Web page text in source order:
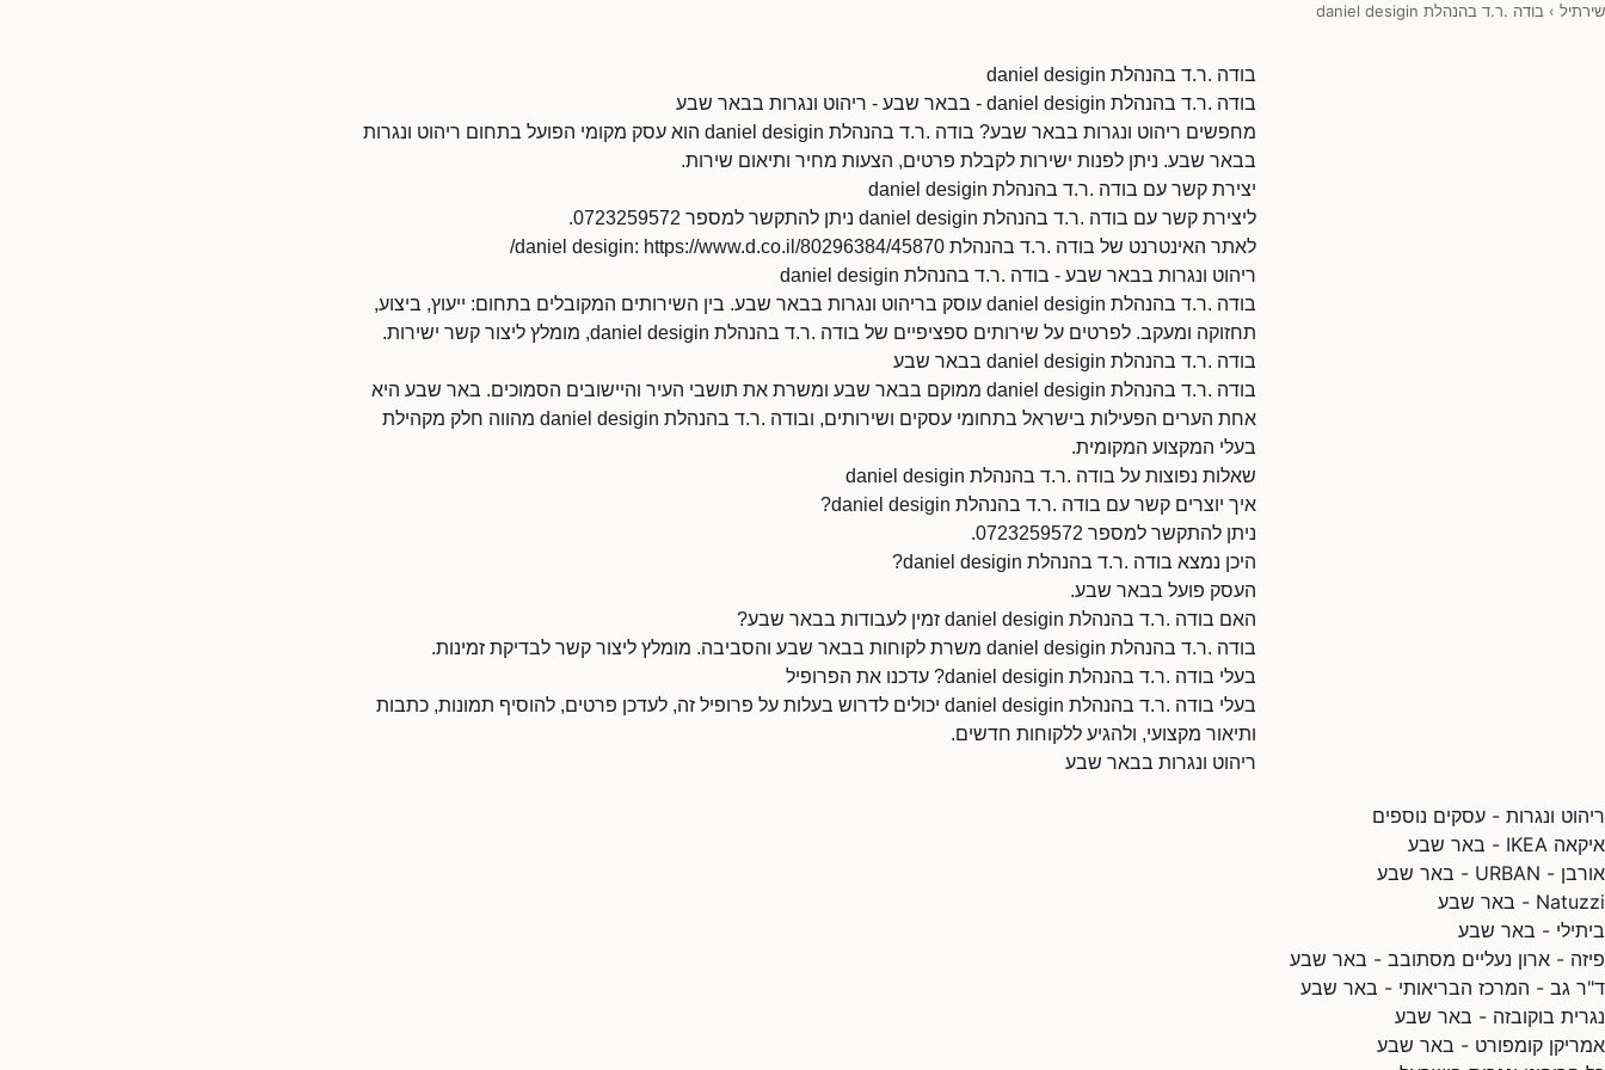
שירתיל › בודה .ר.ד בהנהלת daniel desigin
בודה .ר.ד בהנהלת daniel desigin
בודה .ר.ד בהנהלת daniel desigin - בבאר שבע - ריהוט ונגרות בבאר שבע
מחפשים ריהוט ונגרות בבאר שבע? בודה .ר.ד בהנהלת daniel desigin הוא עסק מקומי הפועל בתחום ריהוט ונגרות
בבאר שבע. ניתן לפנות ישירות לקבלת פרטים, הצעות מחיר ותיאום שירות.
יצירת קשר עם בודה .ר.ד בהנהלת daniel desigin
ליצירת קשר עם בודה .ר.ד בהנהלת daniel desigin ניתן להתקשר למספר 0723259572.
לאתר האינטרנט של בודה .ר.ד בהנהלת daniel desigin: https://www.d.co.il/80296384/45870/
ריהוט ונגרות בבאר שבע - בודה .ר.ד בהנהלת daniel desigin
בודה .ר.ד בהנהלת daniel desigin עוסק בריהוט ונגרות בבאר שבע. בין השירותים המקובלים בתחום: ייעוץ, ביצוע,
תחזוקה ומעקב. לפרטים על שירותים ספציפיים של בודה .ר.ד בהנהלת daniel desigin, מומלץ ליצור קשר ישירות.
בודה .ר.ד בהנהלת daniel desigin בבאר שבע
בודה .ר.ד בהנהלת daniel desigin ממוקם בבאר שבע ומשרת את תושבי העיר והיישובים הסמוכים. באר שבע היא
אחת הערים הפעילות בישראל בתחומי עסקים ושירותים, ובודה .ר.ד בהנהלת daniel desigin מהווה חלק מקהילת
בעלי המקצוע המקומית.
שאלות נפוצות על בודה .ר.ד בהנהלת daniel desigin
איך יוצרים קשר עם בודה .ר.ד בהנהלת daniel desigin?
ניתן להתקשר למספר 0723259572.
היכן נמצא בודה .ר.ד בהנהלת daniel desigin?
העסק פועל בבאר שבע.
האם בודה .ר.ד בהנהלת daniel desigin זמין לעבודות בבאר שבע?
בודה .ר.ד בהנהלת daniel desigin משרת לקוחות בבאר שבע והסביבה. מומלץ ליצור קשר לבדיקת זמינות.
בעלי בודה .ר.ד בהנהלת daniel desigin? עדכנו את הפרופיל
בעלי בודה .ר.ד בהנהלת daniel desigin יכולים לדרוש בעלות על פרופיל זה, לעדכן פרטים, להוסיף תמונות, כתבות
ותיאור מקצועי, ולהגיע ללקוחות חדשים.
ריהוט ונגרות בבאר שבע
ריהוט ונגרות - עסקים נוספים
איקאה IKEA - באר שבע
אורבן - URBAN - באר שבע
Natuzzi - באר שבע
ביתילי - באר שבע
פיזה - ארון נעליים מסתובב - באר שבע
ד"ר גב - המרכז הבריאותי - באר שבע
נגרית בוקובזה - באר שבע
אמריקן קומפורט - באר שבע